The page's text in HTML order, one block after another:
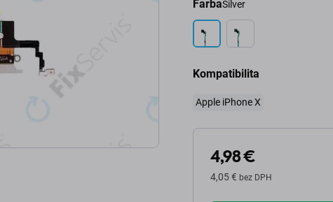
FarbaSilver
Kompatibilita
Apple iPhone X
4,98 €
4,05 € bez DPH